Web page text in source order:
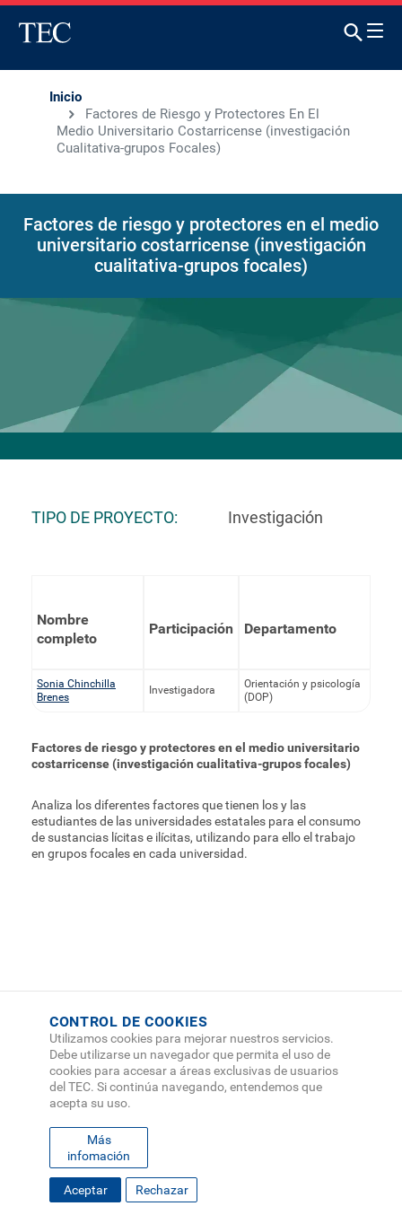
Inicio
Factores de Riesgo y Protectores En El
Medio Universitario Costarricense (investigación
Cualitativa-grupos Focales)
Factores de riesgo y protectores en el medio
universitario costarricense (investigación
cualitativa-grupos focales)
TIPO DE PROYECTO Investigación
Nombre
completo
Participación Departamento
Sonia Chinchilla
Brenes
Investigadora
Orientación y psicología
(DOP)
Factores de riesgo y protectores en el medio universitario
costarricense (investigación cualitativa-grupos focales)
Analiza los diferentes factores que tienen los y las
estudiantes de las universidades estatales para el consumo
de sustancias lícitas e ilícitas, utilizando para ello el trabajo
en grupos focales en cada universidad.
CONTROL DE COOKIES
Utilizamos cookies para mejorar nuestros servicios.
Debe utilizarse un navegador que permita el uso de
cookies para accesar a áreas exclusivas de usuarios
del TEC. Si continúa navegando, entendemos que
acepta su uso.
Más
infomación
Aceptar Rechazar